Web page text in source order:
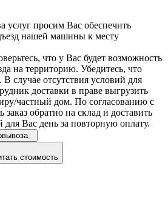
услуг просим Вас обеспечить
нашей машины к месту
что у Вас будет возможность
на территорию. Убедитесь, что
В случае отсутствия условий для
доставки в праве выгрузить
частный дом. По согласованию с
обратно на склад и доставить
Вас день за повторную оплату.
стоимость